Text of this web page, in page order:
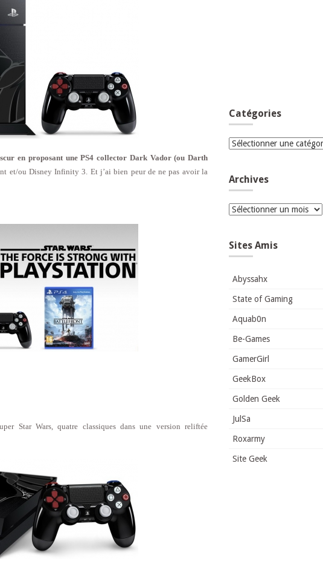
en proposant une PS4 collector Dark Vador (ou Darth
et/ou Disney Infinity 3. Et j’ai bien peur de ne pas avoir la
Star Wars, quatre classiques dans une version reliftée
Catégories
Catégories
Archives
Archives
Sites Amis
Abyssahx
State of Gaming
Aquab0n
Be-Games
GamerGirl
GeekBox
Golden Geek
JulSa
Roxarmy
Site Geek